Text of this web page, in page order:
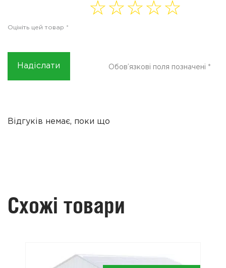
Обов’язкові поля позначені *
Оцініть цей товар *
1 of
2 of
3 of
4
5 of
Відгуків немає, поки що
Схожі товари